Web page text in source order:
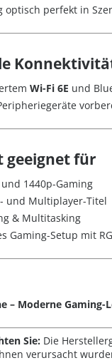
optisch perfekt in
Wi-Fi 6E und
geeignet für
1440p-Gaming
und Multiplayer-Titel
& Multitasking
Gaming-Setup mit
– Moderne
Sie: Die
verursacht